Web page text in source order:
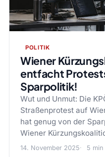
POLITIK
Wiener
entfacht
Sparpolitik!
Wut und Unmut: Die
Straßenprotest auf
hat genug von der
Wiener
14. November 2025 5 min